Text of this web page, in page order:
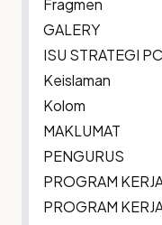
Fragmen
GALERY
ISU STRATEGI
Keislaman
Kolom
MAKLUMAT
PENGURUS
PROGRAM
PROGRAM